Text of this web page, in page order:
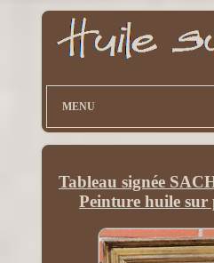
MENU
Tableau signée
Peinture huile sur